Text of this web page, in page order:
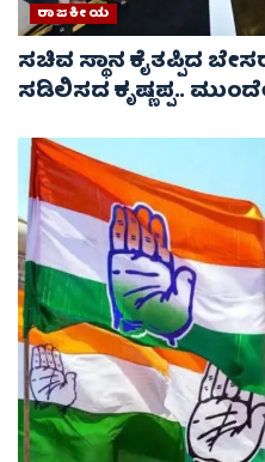
ರಾಜಕೀಯ
ಸಚಿವ ಸ್ಥಾನ ಕೈತಪ್ಪಿದ
ಸಡಿಲಿಸದ ಕೃಷ್ಣಪ್ಪ..